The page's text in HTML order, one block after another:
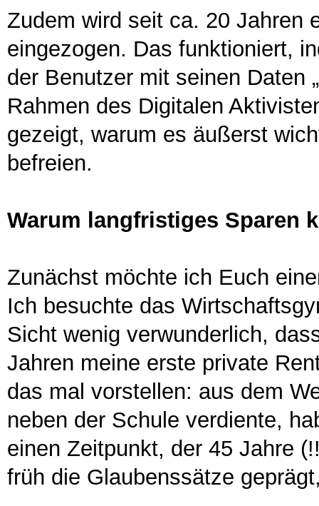
Zudem wird seit ca. 20 Jahren
eingezogen. Das funktioniert,
der Benutzer mit seinen Daten
Rahmen des Digitalen
gezeigt, warum es äußerst
befreien.
Warum langfristiges Sparen
Zunächst möchte ich Euch
Ich besuchte das
Sicht wenig verwunderlich,
Jahren meine erste private
das mal vorstellen: aus dem
neben der Schule verdiente,
einen Zeitpunkt, der 45 Jahre
früh die Glaubenssätze